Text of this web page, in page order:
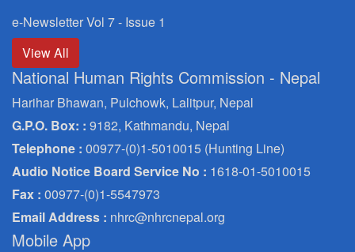
e-Newsletter Vol 7 - Issue 1
View All
National Human Rights Commission - Nepal
Harihar Bhawan, Pulchowk, Lalitpur, Nepal
G.P.O. Box: : 9182, Kathmandu, Nepal
Telephone : 00977-(0)1-5010015 (Hunting Line)
Audio Notice Board Service No : 1618-01-5010015
Fax : 00977-(0)1-5547973
Email Address : nhrc@nhrcnepal.org
Mobile App